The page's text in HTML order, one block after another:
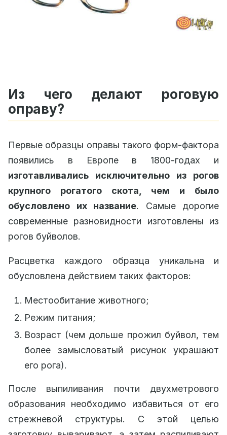
Из чего делают роговую
оправу?
Первые образцы оправы такого форм-фактора
появились в Европе в 1800-годах и
изготавливались исключительно из рогов
крупного рогатого скота, чем и было
обусловлено их название. Самые дорогие
современные разновидности изготовлены из
рогов буйволов.
Расцветка каждого образца уникальна и
обусловлена действием таких факторов:
Местообитание животного;
Режим питания;
Возраст (чем дольше прожил буйвол, тем
более замысловатый рисунок украшают
его рога).
После выпиливания почти двухметрового
образования необходимо избавиться от его
стрежневой структуры. С этой целью